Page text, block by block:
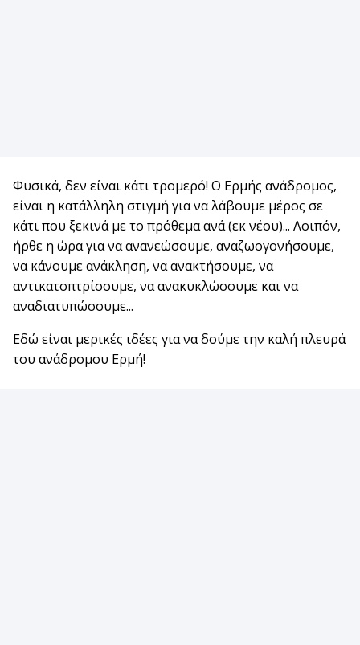
Φυσικά, δεν είναι κάτι τρομερό! Ο Ερμής ανάδρομος,
είναι η κατάλληλη στιγμή για να λάβουμε μέρος σε
κάτι που ξεκινά με το πρόθεμα ανά (εκ νέου)... Λοιπόν,
ήρθε η ώρα για να ανανεώσουμε, αναζωογονήσουμε,
να κάνουμε ανάκληση, να ανακτήσουμε, να
αντικατοπτρίσουμε, να ανακυκλώσουμε και να
αναδιατυπώσουμε...
Εδώ είναι μερικές ιδέες για να δούμε την καλή πλευρά
του ανάδρομου Ερμή!